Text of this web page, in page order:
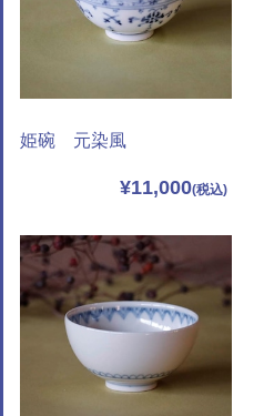
姫碗 元染風
¥11,000